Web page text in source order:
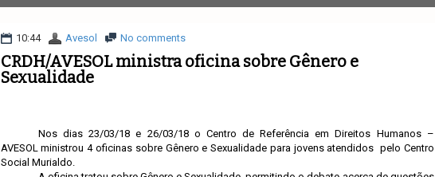
10:44 Avesol No comments
CRDH/AVESOL ministra oficina sobre Gênero e
Sexualidade
Nos dias 23/03/18 e 26/03/18 o Centro de Referência em Direitos Humanos –
AVESOL ministrou 4 oficinas sobre Gênero e Sexualidade para jovens atendidos pelo Centro
Social Murialdo.